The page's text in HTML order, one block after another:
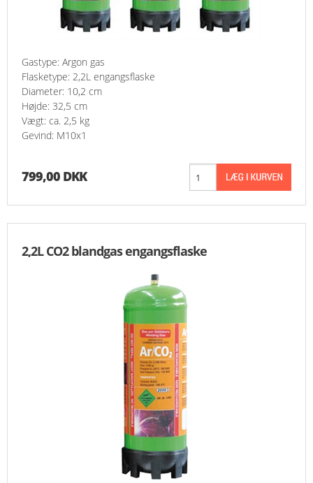
Gastype: Argon gas
Flasketype: 2,2L engangsflaske
Diameter: 10,2 cm
Højde: 32,5 cm
Vægt: ca. 2,5 kg
Gevind: M10x1
799,00 DKK
2,2L CO2 blandgas engangsflaske